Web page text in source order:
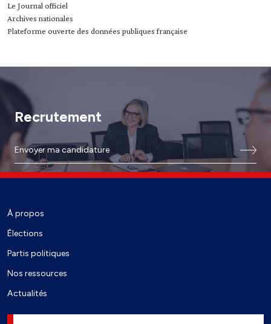
Le Journal officiel
Archives nationales
Plateforme ouverte des données publiques française
Recrutement
Envoyer ma candidature
À propos
Élections
Partis politiques
Nos ressources
Actualités